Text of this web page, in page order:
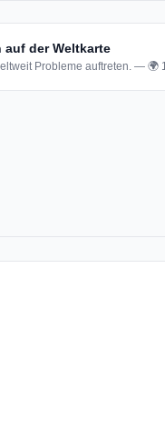
auf der Weltkarte
Probleme auftreten. — 🌍